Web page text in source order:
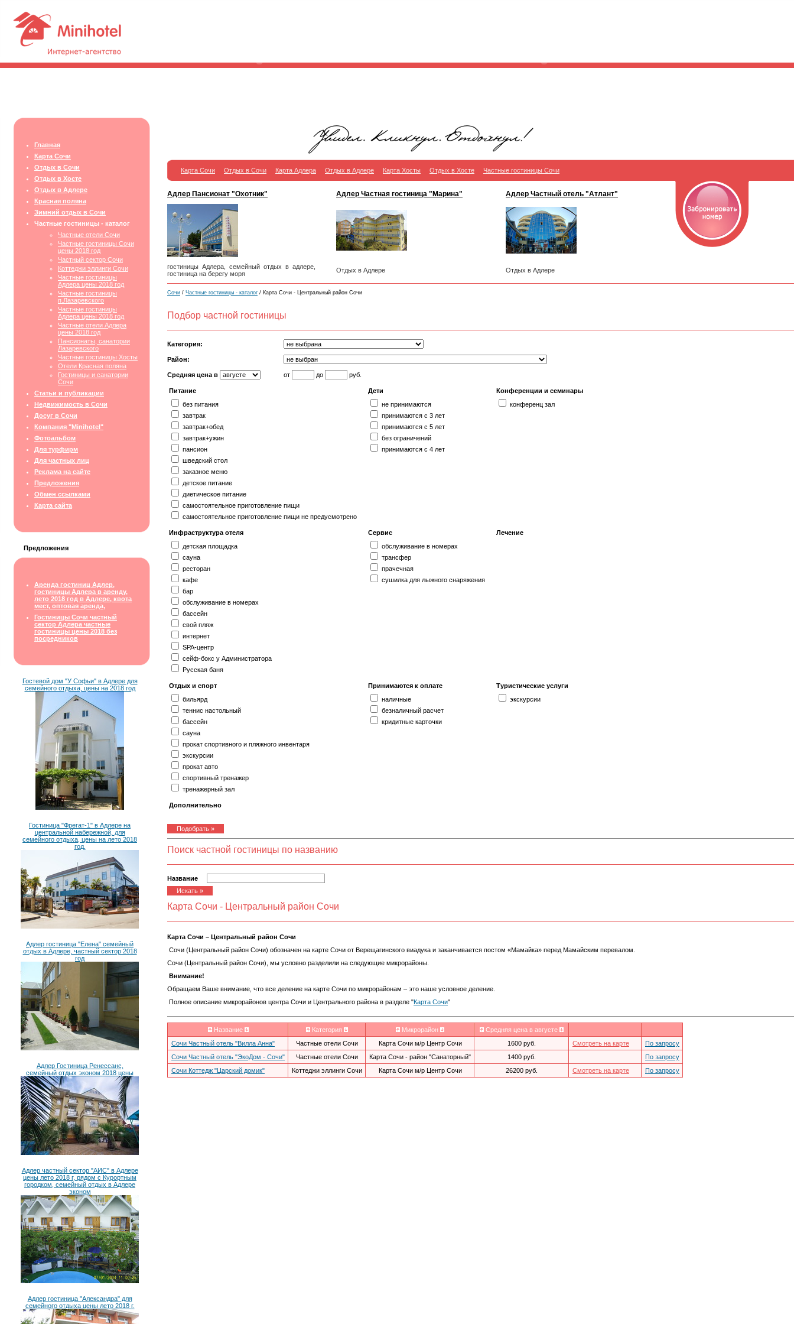
Главная
Карта Сочи
Отдых в Сочи
Отдых в Хосте
Отдых в Адлере
Красная поляна
Зимний отдых в Сочи
Частные гостиницы - каталог
Частные отели Сочи
Частные гостиницы Сочи
цены 2018 год
Частный сектор Сочи
Коттеджи эллинги Сочи
Частные гостиницы
Адлера цены 2018 год
Частные гостиницы
п.Лазаревского
Частные гостиницы
Адлера цены 2018 год
Частные отели Адлера
цены 2018 год
Пансионаты, санатории
Лазаревского
Частные гостиницы Хосты
Отели Красная поляна
Гостиницы и санатории
Сочи
Статьи и публикации
Недвижимость в Сочи
Досуг в Сочи
Компания "Minihotel"
Фотоальбом
Для турфирм
Для частных лиц
Реклама на сайте
Предложения
Обмен ссылками
Карта сайта
Предложения
Аренда гостиниц Адлер,
гостиницы Адлера в аренду,
лето 2018 год в Адлере, квота
мест, оптовая аренда,
Гостиницы Сочи частный
сектор Адлера частные
гостиницы цены 2018 без
посредников
Гостевой дом "У Софьи" в Адлере для
семейного отдыха, цены на 2018 год
Гостиница "Фрегат-1" в Адлере на
центральной набережной, для
семейного отдыха, цены на лето 2018
год.
Адлер гостиница "Елена" семейный
отдых в Адлере, частный сектор 2018
год
Адлер Гостиница Ренессанс,
семейный отдых эконом 2018 цены
Адлер частный сектор "АИС" в Адлере
цены лето 2018 г, рядом с Курортным
городком, семейный отдых в Адлере
эконом
Адлер гостиница "Александра" для
семейного отдыха цены лето 2018 г.
Карта Сочи Отдых в Сочи Карта Адлера Отдых в Адлере Карта Хосты Отдых в Хосте Частные гостиницы Сочи
Адлер Пансионат "Охотник" Адлер Частная гостиница "Марина" Адлер Частный отель "Атлант"
гостиницы Адлера, семейный отдых в адлере,
гостиница на берегу моря
Отдых в Адлере Отдых в Адлере
Сочи / Частные гостиницы - каталог / Карта Сочи - Центральный район Сочи
Подбор частной гостиницы
Категория:
Район:
Средняя цена в от до руб.
Питание
без питания
завтрак
завтрак+обед
завтрак+ужин
пансион
шведский стол
заказное меню
детское питание
диетическое питание
самостоятельное приготовление пищи
самостоятельное приготовление пищи не предусмотрено
Дети
не принимаются
принимаются с 3 лет
принимаются с 5 лет
без ограничений
принимаются с 4 лет
Конференции и семинары
конференц зал
Инфраструктура отеля
детская площадка
сауна
ресторан
кафе
бар
обслуживание в номерах
бассейн
свой пляж
интернет
SPA-центр
сейф-бокс у Администратора
Русская баня
Сервис
обслуживание в номерах
трансфер
прачечная
сушилка для лыжного снаряжения
Лечение
Отдых и спорт
бильярд
теннис настольный
бассейн
сауна
прокат спортивного и пляжного инвентаря
экскурсии
прокат авто
спортивный тренажер
тренажерный зал
Принимаются к оплате
наличные
безналичный расчет
кридитные карточки
Туристические услуги
экскурсии
Дополнительно
Поиск частной гостиницы по названию
Название
Карта Сочи - Центральный район Сочи
Карта Сочи – Центральный район Сочи
Сочи (Центральный район Сочи) обозначен на карте Сочи от Верещагинского виадука и заканчивается постом «Мамайка» перед Мамайским перевалом.
Сочи (Центральный район Сочи), мы условно разделили на следующие микрорайоны.
Внимание!
Обращаем Ваше внимание, что все деление на карте Сочи по микрорайонам – это наше условное деление.
Полное описание микрорайонов центра Сочи и Центрального района в разделе "Карта Сочи"
Название Категория Микрорайон
Средняя цена в августе
Сочи Частный отель "Вилла Анна"
Частные отели Сочи Карта Сочи м/р Центр Сочи 1600 руб. Смотреть на карте
По запросу
Сочи Частный отель "ЭкоДом - Сочи"
Частные отели Сочи Карта Сочи - район "Санаторный" 1400 руб.
По запросу
Сочи Коттедж "Царский домик"
Коттеджи эллинги Сочи Карта Сочи м/р Центр Сочи 26200 руб. Смотреть на карте По запросу